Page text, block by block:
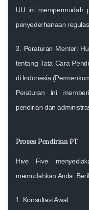
UU ini mempermudah
penyederhanaan
3. Peraturan Menteri
tentang Tata Cara
di Indonesia
Peraturan ini
pendirian dan
Proses Pendirian PT
Hive Five
memudahkan Anda.
1. Konsultasi Awal